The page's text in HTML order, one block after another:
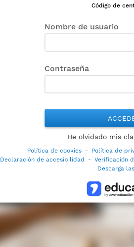
Código de
Nombre de usuario
Contraseña
He olvidado mis
Política de cookies - Política de
Declaración de accesibilidad
- Verificación
Descarga